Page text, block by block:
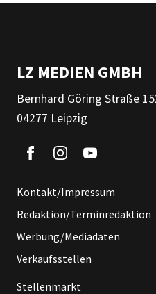
LZ MEDIEN GMBH
Bernhard Göring Straße
04277 Leipzig
Kontakt/Impressum
Redaktion/Terminredaktion
Werbung/Mediadaten
Verkaufsstellen
Stellenmarkt